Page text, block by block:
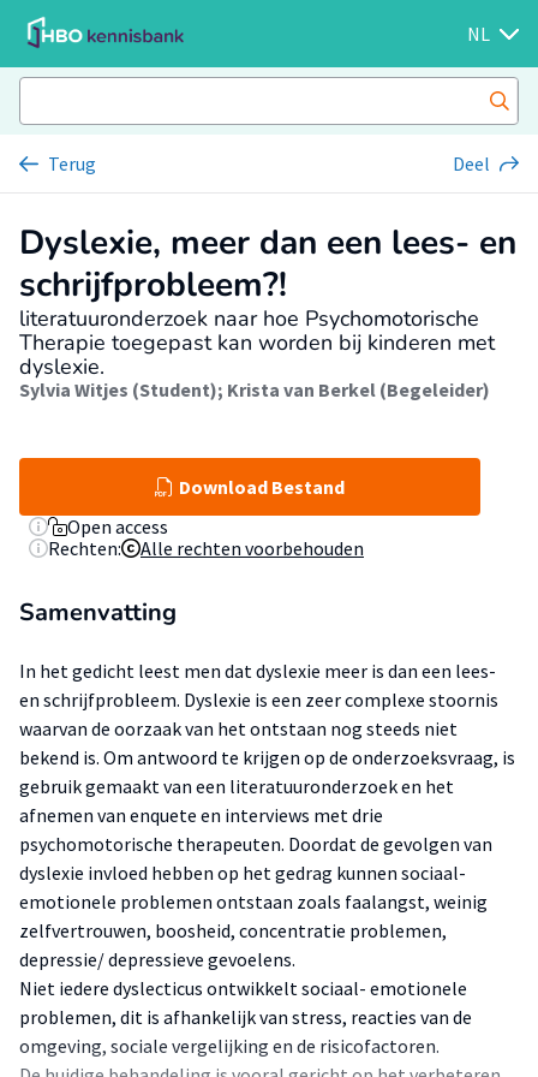
NL
Terug Deel
Dyslexie, meer dan een lees- en
schrijfprobleem?!
literatuuronderzoek naar hoe Psychomotorische
Therapie toegepast kan worden bij kinderen met
dyslexie.
Sylvia Witjes (Student); Krista van Berkel (Begeleider)
Download Bestand
Open access
Rechten:
Alle rechten voorbehouden
Samenvatting
In het gedicht leest men dat dyslexie meer is dan een lees-
en schrijfprobleem. Dyslexie is een zeer complexe stoornis
waarvan de oorzaak van het ontstaan nog steeds niet
bekend is. Om antwoord te krijgen op de onderzoeksvraag, is
gebruik gemaakt van een literatuuronderzoek en het
afnemen van enquete en interviews met drie
psychomotorische therapeuten. Doordat de gevolgen van
dyslexie invloed hebben op het gedrag kunnen sociaal-
emotionele problemen ontstaan zoals faalangst, weinig
zelfvertrouwen, boosheid, concentratie problemen,
depressie/ depressieve gevoelens.
Niet iedere dyslecticus ontwikkelt sociaal- emotionele
problemen, dit is afhankelijk van stress, reacties van de
omgeving, sociale vergelijking en de risicofactoren.